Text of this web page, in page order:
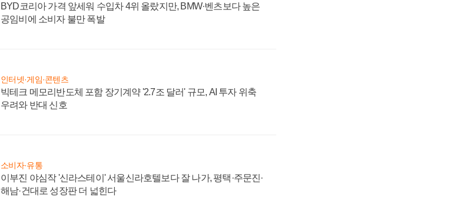
BYD코리아 가격 앞세워 수입차 4위 올랐지만, BMW·벤츠보다 높은
공임비에 소비자 불만 폭발
인터넷·게임·콘텐츠
빅테크 메모리반도체 포함 장기계약 '2.7조 달러' 규모, AI 투자 위축
우려와 반대 신호
소비자·유통
이부진 야심작 '신라스테이' 서울신라호텔보다 잘 나가, 평택·주문진·
해남·건대로 성장판 더 넓힌다